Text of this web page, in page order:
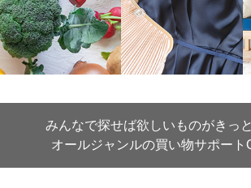
みんなで探せば欲しいものがきっ
オールジャンルの買い物サポート